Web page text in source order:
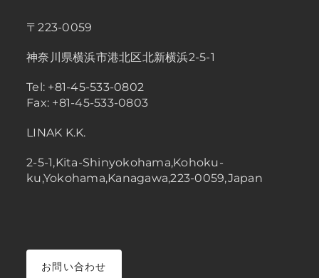
〒223-0059
神奈川県横浜市港北区北新横浜2-5-1
Tel: +81-45-533-0802
Fax: +81-45-533-0803
LINAK K.K.
2-5-1,Kita-Shinyokohama,Kohoku-
ku,Yokohama,Kanagawa,223-0059,Japan
お問い合わせ